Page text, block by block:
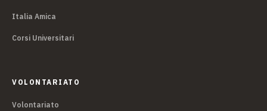
Italia Amica
Corsi Universitari
VOLONTARIATO
Volontariato